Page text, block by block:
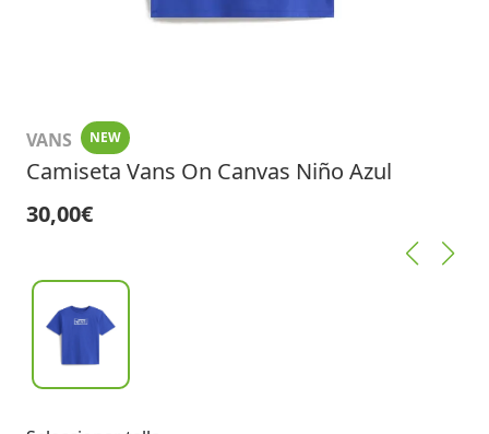
VANS NEW
Camiseta Vans On Canvas Niño Azul
30,00€